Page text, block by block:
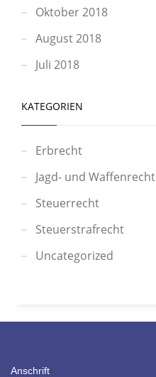
Oktober 2018
August 2018
Juli 2018
KATEGORIEN
Erbrecht
Jagd- und Waffenrecht
Steuerrecht
Steuerstrafrecht
Uncategorized
Anschrift